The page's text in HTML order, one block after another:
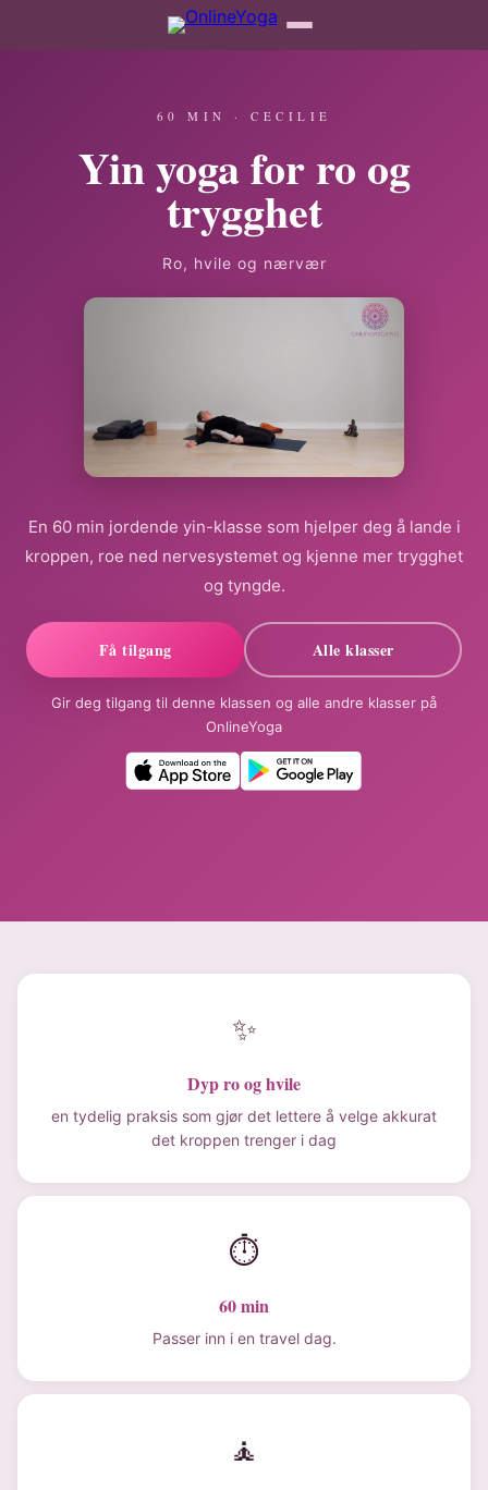
60 MIN · CECILIE
Yin yoga for ro og
trygghet
Ro, hvile og nærvær
En 60 min jordende yin-klasse som hjelper deg å lande i
kroppen, roe ned nervesystemet og kjenne mer trygghet
og tyngde.
Få tilgang Alle klasser
Gir deg tilgang til denne klassen og alle andre klasser på
OnlineYoga
✨
Dyp ro og hvile
en tydelig praksis som gjør det lettere å velge akkurat
det kroppen trenger i dag
⏱
60 min
Passer inn i en travel dag.
🧘